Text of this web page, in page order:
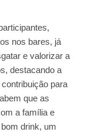
nos bares, já
e valorizar a
destacando a
para
que as
a família e
drink, um